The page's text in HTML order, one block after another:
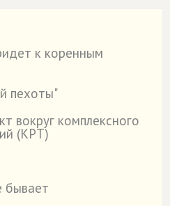
к коренным
пехоты"
вокруг комплексного
(КРТ)
бывает